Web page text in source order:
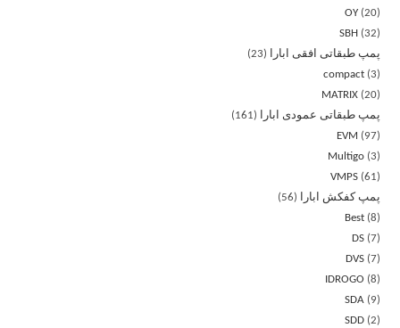
OY 20
SBH
32
پمپ طبقاتی افقی ابارا
23
compact 3
MATRIX 20
پمپ طبقاتی عمودی ابارا
161
EVM
97
Multigo 3
VMPS 61
پمپ کفکش ابارا
56
Best 8
DS 7
DVS 7
IDROGO
8
SDA
9
SDD 2